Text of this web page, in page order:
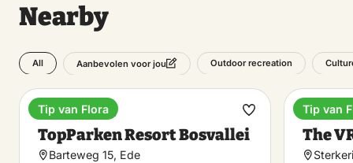
Nearby
All Aanbevolen voor jou Outdoor recreation
Holiday park
TopParken Resort Bosvallei
Barteweg 15, Ede
Tip van Flora
Make
favorite
The
Tip van